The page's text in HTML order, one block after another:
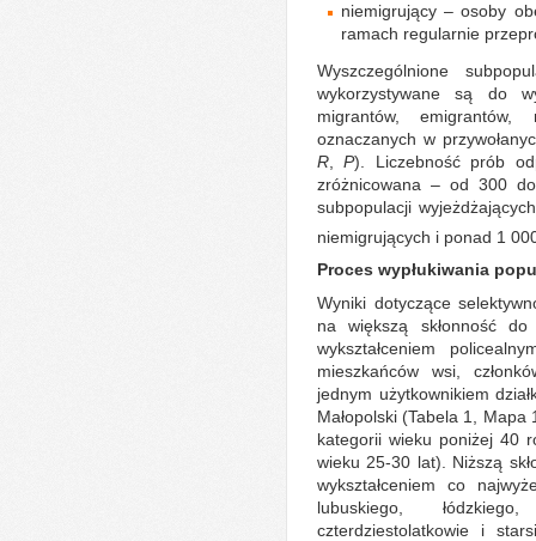
niemigrujący – osoby
ramach regularnie
Wyszczególnione
wykorzystywane są do
migrantów,
oznaczanych w
R ,P). Liczebność prób
zróżnicowana – od 300
subpopulacji
niemigrujących i ponad 1
Proces wypłukiwania
Wyniki dotyczące
na większą skłonność
wykształceniem
mieszkańców wsi,
jednym użytkownikiem
Małopolski (Tabela 1,
kategorii wieku poniżej 40
wieku 25-30 lat). Niższą
wykształceniem co
lubuskiego,
czterdziestolatkowie i